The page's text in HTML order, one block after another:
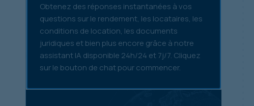
Obtenez des réponses instantanées à vos
questions sur le rendement, les locataires, les
conditions de location, les documents
juridiques et bien plus encore grâce à notre
assistant IA disponible 24h/24 et 7j/7. Cliquez
sur le bouton de chat pour commencer.